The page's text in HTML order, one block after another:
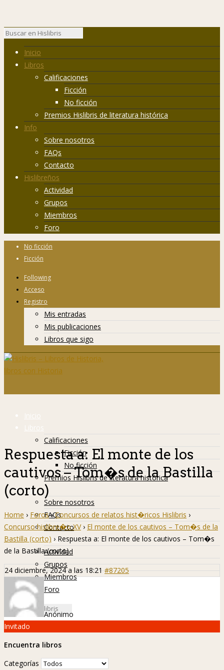
Inicio
Libros
Calificaciones
Ficción
No ficción
Premios Hislibris de literatura histórica
Info
Sobre nosotros
FAQs
Contacto
Hislibreños
Actividad
Grupos
Miembros
Foro
No ficción
Ficción
Following
Acceso
Registro
Mis entradas
Mis publicaciones
Libros que sigo
Inicio
Libros
Calificaciones
Ficción
No ficción
Premios Hislibris de literatura histórica
Info
Sobre nosotros
FAQs
Contacto
Hislibreños
Actividad
Grupos
Miembros
Foro
Respuesta a: El monte de los
cautivos – Tom�s de la Bastilla
(corto)
Home › Foros › Concursos de relatos hist�ricos Hislibris ›
Concurso hislibre�o XV › El monte de los cautivos – Tom�s de la
Bastilla (corto) › Respuesta a: El monte de los cautivos – Tom�s
de la Bastilla (corto)
24 diciembre, 2024 a las 18:21 #87205
Anónimo
Invitado
Encuentra libros
Categorías